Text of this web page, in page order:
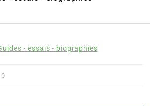
- essais - biographies
0